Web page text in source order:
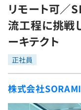
転職成功ガイド
転職エージェント
インタビュー
転職成功ガイド
求人検索
本選考
インターン
新卒エージェント
学習
問題集
4択課題
ナレッジ
プログラミング言語
評価結果一覧
ゲーム・マンガ
Tech Team Journal
paizaとは？
リモート可／
流工程に挑戦
ーキテクト
正社員
株式会社